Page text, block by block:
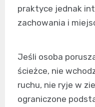
praktyce jednak
zachowania i
Jeśli osoba
ścieżce, nie
ruchu, nie ryje w
ograniczone